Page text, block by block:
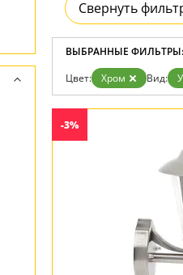
Свернуть
ВЫБРАННЫЕ ФИЛЬТРЫ:
Цвет: Хром Вид:
-3%